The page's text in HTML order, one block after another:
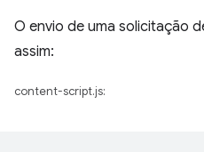
O envio de uma solicitação
assim:
content-script.js: